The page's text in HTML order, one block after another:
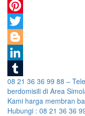
Facebook
Pinterest
Twitter
Blogger
LinkedIn
Tumblr
Post
navigation
08 21 36 36 99 88 –
berdomisili di Area
Kami harga membran
Hubungi : 08 21 36 36